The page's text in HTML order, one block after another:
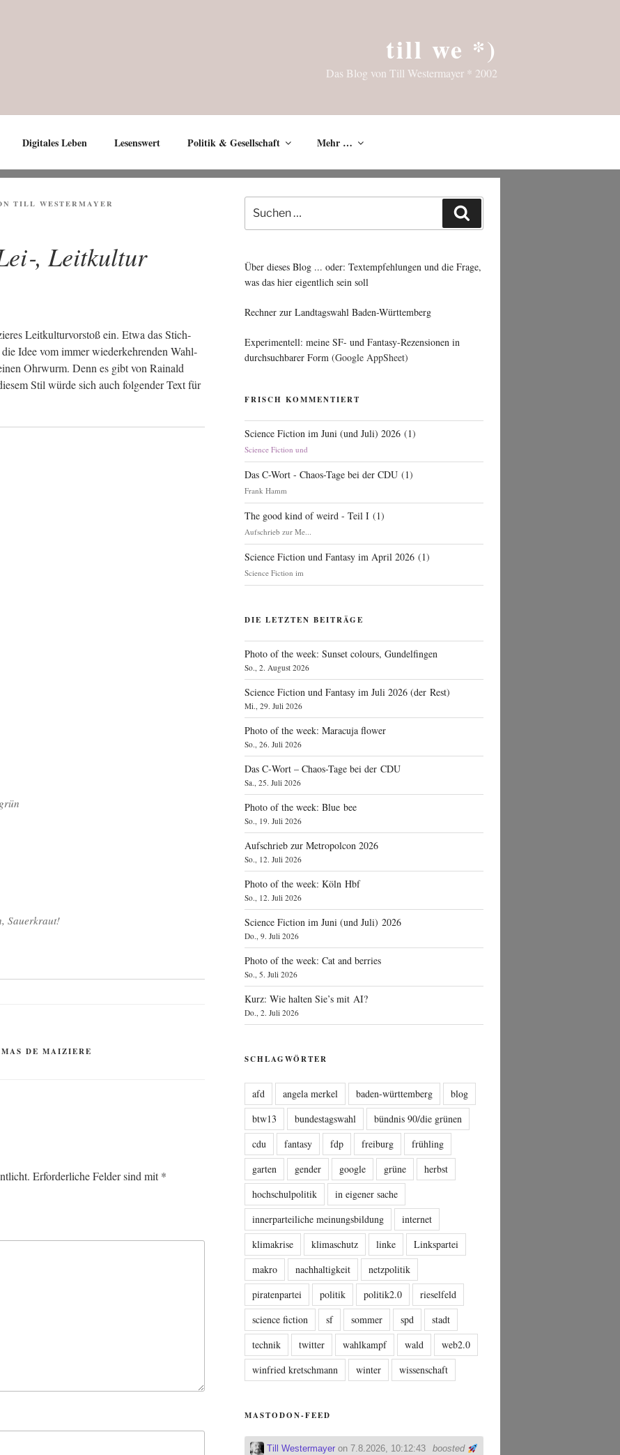
till we *)
Das Blog von Till Westermayer * 2002
Digitales Leben Lesenswert Politik & Gesellschaft Mehr …
TILL WESTERMAYER
Leitkultur
Leit­kul­tur­vor­stoß ein. Etwa das Stich­
Idee vom immer wie­der­keh­ren­den Wahl­
Ohr­wurm. Denn es gibt von Rai­nald
Stil wür­de sich auch fol­gen­der Text für
Sauerkraut!
DE MAIZIERE
Erforderliche Felder sind mit*
nach:
Über dieses Blog ... oder: Textempfehlungen und die Frage,
was das hier eigentlich sein soll
Rechner zur Landtagswahl Baden-Württemberg
Experimentell: meine SF- und Fantasy-Rezensionen in
durchsuchbarer Form (Google AppSheet)
FRISCH KOMMENTIERT
Science Fiction im Juni (und Juli) 2026 (1)
Science Fiction und
Das C-Wort - Chaos-Tage bei der CDU (1)
Frank Hamm
The good kind of weird - Teil I (1)
Aufschrieb zur Me...
Science Fiction und Fantasy im April 2026 (1)
Science Fiction im
DIE LETZTEN BEITRÄGE
Photo of the week: Sunset colours, Gundelfingen
So., 2. August 2026
Science Fiction und Fantasy im Juli 2026 (der Rest)
Mi., 29. Juli 2026
Photo of the week: Maracuja flower
So., 26. Juli 2026
Das C‑Wort – Chaos-Tage bei der CDU
Sa., 25. Juli 2026
Photo of the week: Blue bee
So., 19. Juli 2026
Aufschrieb zur Metropolcon 2026
So., 12. Juli 2026
Photo of the week: Köln Hbf
So., 12. Juli 2026
Science Fiction im Juni (und Juli) 2026
Do., 9. Juli 2026
Photo of the week: Cat and berries
So., 5. Juli 2026
Kurz: Wie halten Sie’s mit AI?
Do., 2. Juli 2026
SCHLAGWÖRTER
afd angela merkel baden-württemberg
blog
btw13
bundestagswahl
bündnis 90/die grünen
cdu
fantasy fdp freiburg
frühling
garten
gender google grüne
herbst
hochschulpolitik
in eigener sache
innerparteiliche meinungsbildung
internet
klimakrise
klimaschutz linke
Linkspartei
makro
nachhaltigkeit
netzpolitik
piratenpartei
politik politik2.0
rieselfeld
science fiction
sf sommer spd
stadt
technik
twitter wahlkampf wald
web2.0
winfried kretschmann
winter wissenschaft
MASTODON-FEED
boosted
Till Westermayer on 7.8.2026, 10:12:43